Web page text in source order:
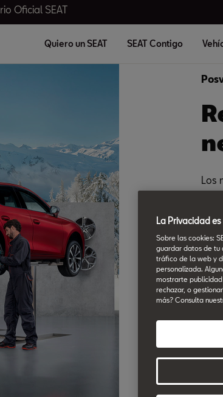
Oficial SEAT
Quiero un SEAT SEAT Contigo
Los
Por
de
La Privacidad
Sobre las cookies:
guardar datos de tu
tráfico de la web y
personalizada.
mostrarte
rechazar, o
más? Consulta